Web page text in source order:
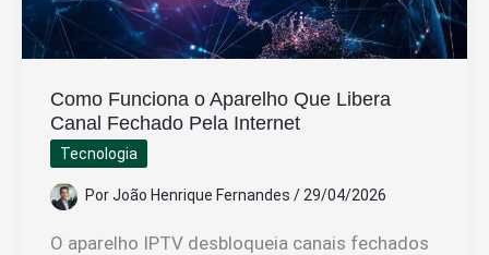
Como Funciona o Aparelho Que Libera
Canal Fechado Pela Internet
Tecnologia
PorJoão Henrique Fernandes / 29/04/2026
O aparelho IPTV desbloqueia canais fechados